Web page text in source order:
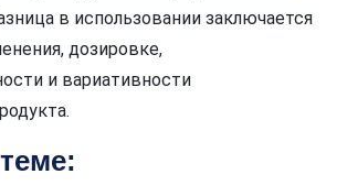
в использовании заключается
дозировке,
и вариативности